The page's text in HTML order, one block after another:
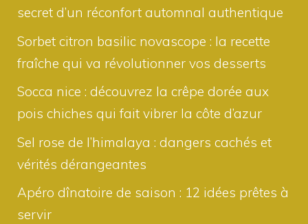
secret d’un réconfort automnal authentique
Sorbet citron basilic novascope : la recette
fraîche qui va révolutionner vos desserts
Socca nice : découvrez la crêpe dorée aux
pois chiches qui fait vibrer la côte d’azur
Sel rose de l’himalaya : dangers cachés et
vérités dérangeantes
Apéro dînatoire de saison : 12 idées prêtes à
servir